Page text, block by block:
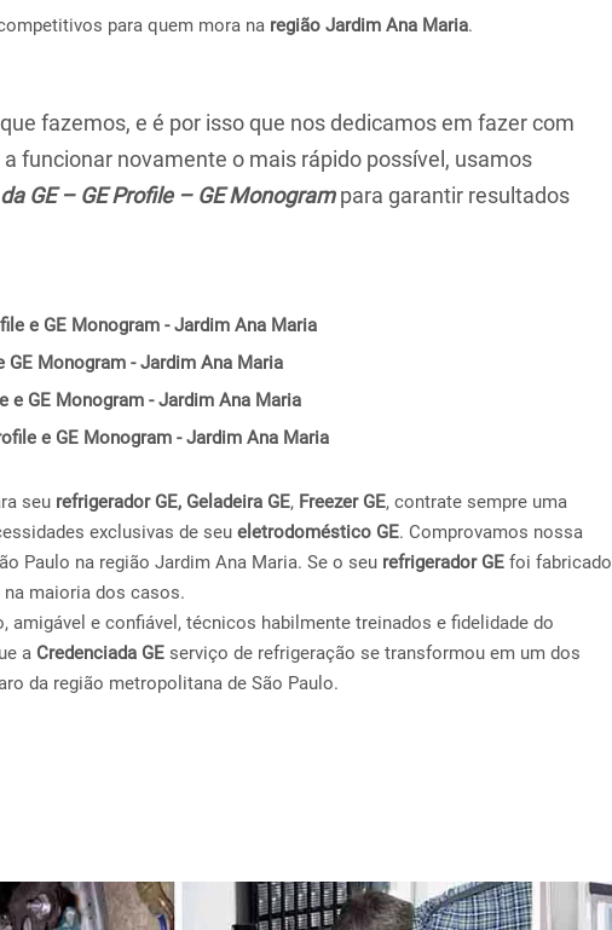
para quem mora na região Jardim Ana Maria.
fazemos, e é por isso que nos dedicamos em fazer com
funcionar novamente o mais rápido possível, usamos
GE – GE Profile – GE Monogrampara garantir resultados
e GE Monogram - Jardim Ana Maria
GE Monogram - Jardim Ana Maria
e GE Monogram - Jardim Ana Maria
e GE Monogram - Jardim Ana Maria
seu refrigerador GE, Geladeira GE, Freezer GE, contrate sempre uma
exclusivas de seu eletrodoméstico GE. Comprovamos nossa
Paulo na região Jardim Ana Maria. Se o seu refrigerador GE foi fabricado
maioria dos casos.
amigável e confiável, técnicos habilmente treinados e fidelidade do
a Credenciada GE serviço de refrigeração se transformou em um dos
da região metropolitana de São Paulo.